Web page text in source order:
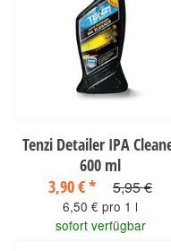
Tenzi Detailer IPA
600 ml
3,90 €* 5,95 €
6,50 € pro 1 l
sofort verfügbar